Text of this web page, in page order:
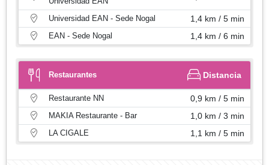
Universidad EAN - Sede Nogal 1,4 km / 5 min
EAN - Sede Nogal 1,4 km / 6 min
Restaurantes Distancia
Restaurante NN 0,9 km / 5 min
MAKIA Restaurante - Bar 1,0 km / 3 min
LA CIGALE 1,1 km / 5 min